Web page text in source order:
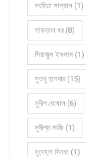
সংহিতা সান্যাল (1)
সায়ন্তন ধর (8)
সিরাজুল ইসলাম (1)
সুতনু হালদার (15)
সুদীপ ঘোষাল (6)
সুদীপ্ত মাজি (1)
সুদেষ্ণা সিনহা (1)